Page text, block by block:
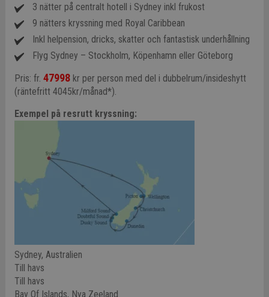
3 nätter på centralt hotell i Sydney inkl frukost
9 nätters kryssning med Royal Caribbean
Inkl helpension, dricks, skatter och fantastisk underhållning
Flyg Sydney – Stockholm, Köpenhamn eller Göteborg
Pris: fr. 47998kr per person med del i dubbelrum/insideshytt
(räntefritt 4045kr/månad*).
Exempel på resrutt kryssning:
Sydney, Australien
Till havs
Till havs
Bay Of Islands, Nya Zeeland